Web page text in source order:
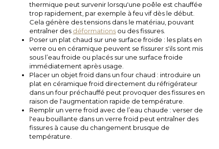
thermique peut survenir lorsqu'une poêle est chauffée
trop rapidement, par exemple à feu vif dès le début.
Cela génère des tensions dans le matériau, pouvant
entraîner des déformations ou des fissures.
Poser un plat chaud sur une surface froide : les plats en
verre ou en céramique peuvent se fissurer s'ils sont mis
sous l’eau froide ou placés sur une surface froide
immédiatement après usage.
Placer un objet froid dans un four chaud : introduire un
plat en céramique froid directement du réfrigérateur
dans un four préchauffé peut provoquer des fissures en
raison de l'augmentation rapide de température.
Remplir un verre froid avec de l’eau chaude : verser de
l'eau bouillante dans un verre froid peut entraîner des
fissures à cause du changement brusque de
température.